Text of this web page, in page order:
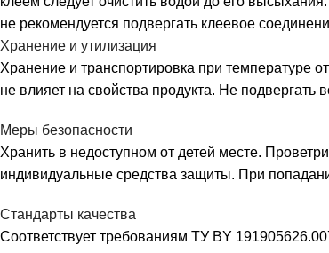
не рекомендуется подвергать клеевое
Хранение и утилизация
Хранение и транспортировка при температуре
не влияет на свойства продукта. Не подвергать
Меры безопасности
Хранить в недоступном от детей месте.
индивидуальные средства защиты. При
Стандарты качества
Соответствует требованиям ТУ BY